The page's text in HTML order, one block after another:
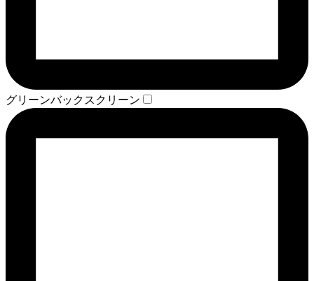
グリーンバックスクリーン